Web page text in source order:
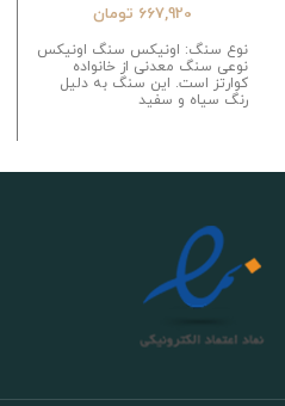
667,920 تومان
نوع سنگ: اونیکس سنگ اونیکس
نوعی سنگ معدنی از خانواده
کوارتز است. این سنگ به دلیل
رنگ سیاه و سفید